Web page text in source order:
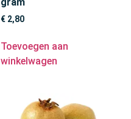
€ 2,80
Toevoegen aan
winkelwagen